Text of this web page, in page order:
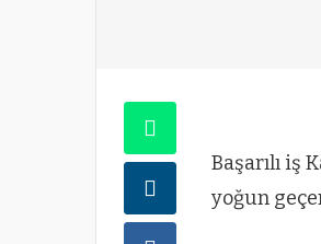
Başarılı iş
yoğun